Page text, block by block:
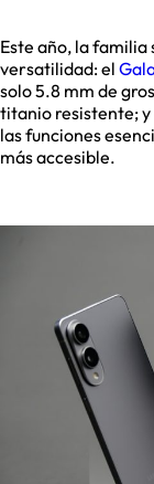
Este año, la familia
versatilidad: el
solo 5.8 mm de
titanio resistente; y
las funciones
más accesible.